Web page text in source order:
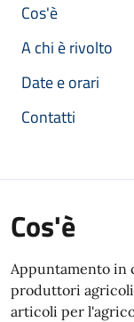
Cos'è
A chi è rivolto
Date e orari
Contatti
Cos'è
Appuntamento in
produttori
articoli per